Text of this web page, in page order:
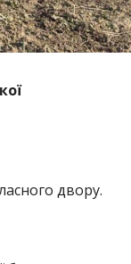
двору.